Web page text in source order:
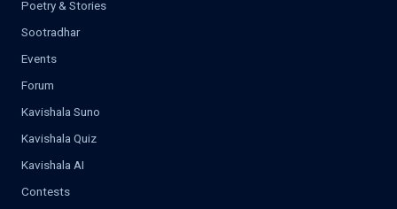
Poetry & Stories
Sootradhar
Events
Forum
Kavishala Suno
Kavishala Quiz
Kavishala AI
Contests